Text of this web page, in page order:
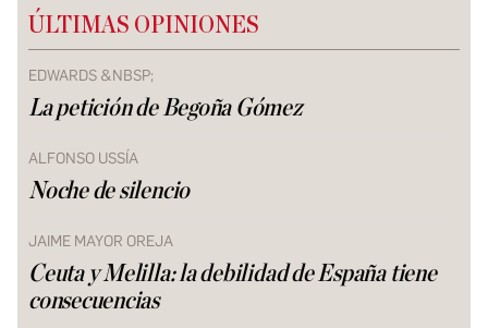
ÚLTIMAS OPINIONES
EDWARDS &NBSP;
La petición de Begoña Gómez
ALFONSO USSÍA
Noche de silencio
JAIME MAYOR OREJA
Ceuta y Melilla: la debilidad de España tiene
consecuencias